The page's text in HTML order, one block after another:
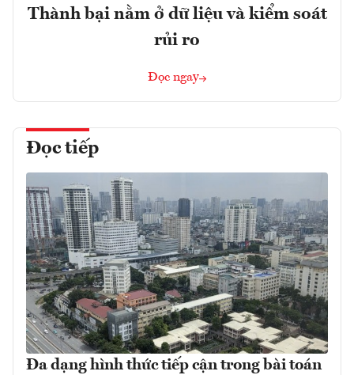
Thành bại nằm ở dữ liệu và kiểm soát
rủi ro
Đọc ngay
Đọc tiếp
Đa dạng hình thức tiếp cận trong bài toán